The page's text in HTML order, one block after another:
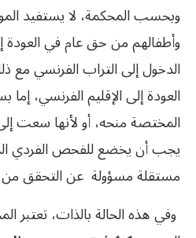
وبحسب المحكمة، لا يستفيد
وأطفالهم من حق عام في
الدخول إلى التراب الفرنسي
العودة إلى الإقليم الفرنسي،
المختصة منحه، أو لأنها سعت
يجب أن يخضع للفحص الفردي
مستقلة مسؤولة عن التحقق من
وفي هذه الحالة بالذات، تعتبر